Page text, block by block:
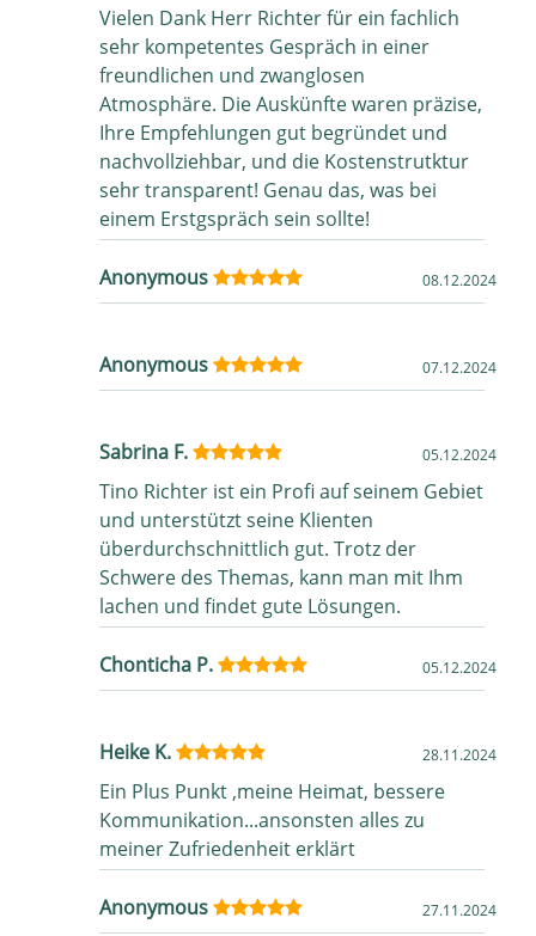
Vielen Dank Herr Richter für ein fachlich
sehr kompetentes Gespräch in einer
freundlichen und zwanglosen
Atmosphäre. Die Auskünfte waren präzise,
Ihre Empfehlungen gut begründet und
nachvollziehbar, und die Kostenstrutktur
sehr transparent! Genau das, was bei
einem Erstgspräch sein sollte!
Anonymous 08.12.2024
Anonymous 07.12.2024
Sabrina F. 05.12.2024
Tino Richter ist ein Profi auf seinem Gebiet
und unterstützt seine Klienten
überdurchschnittlich gut. Trotz der
Schwere des Themas, kann man mit Ihm
lachen und findet gute Lösungen.
Chonticha P. 05.12.2024
Heike K. 28.11.2024
Ein Plus Punkt ,meine Heimat, bessere
Kommunikation...ansonsten alles zu
meiner Zufriedenheit erklärt
Anonymous 27.11.2024